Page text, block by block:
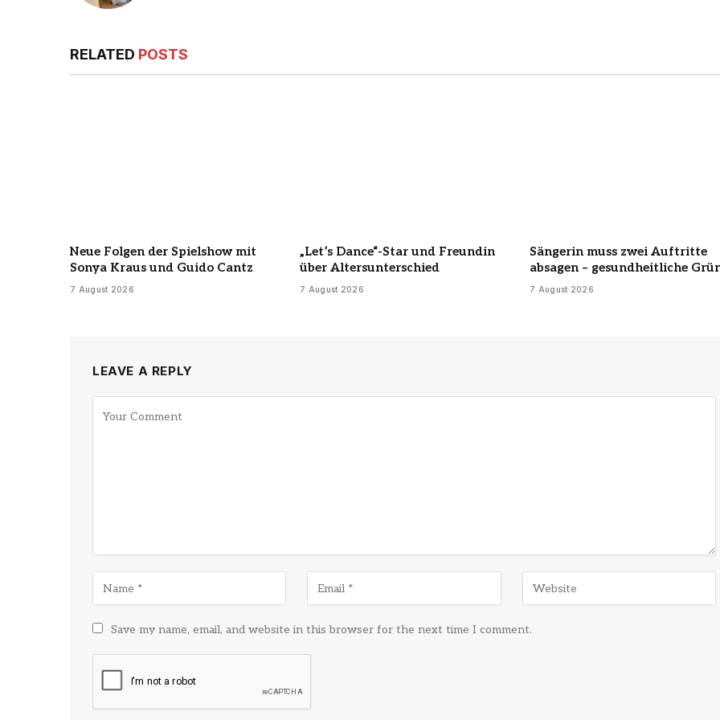
RELATED POSTS
Neue Folgen der Spielshow mit
Sonya Kraus und Guido Cantz
7 August 2026
„Let’s Dance“-Star und Freundin
über Altersunterschied
7 August 2026
Sängerin muss zwei Auftritte
absagen – gesundheitliche
7 August 2026
LEAVE A REPLY
Save my name, email, and website in this browser for the next time I comment.